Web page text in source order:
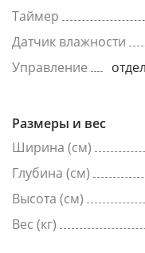
Таймер
Датчик влажности
Управление
Размеры и вес
Ширина (см)
Глубина (см)
Высота (см)
Вес (кг)